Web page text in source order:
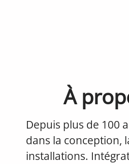
À
Depuis plus de 100
dans la conception,
installations.